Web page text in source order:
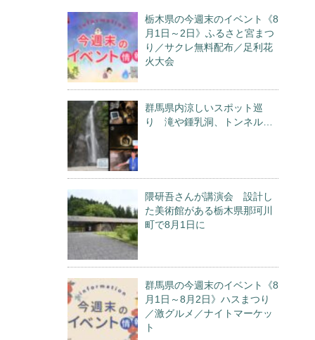
栃木県の今週末のイベント《8
月1日～2日》ふるさと宮まつ
り／サクレ無料配布／足利花
火大会
群馬県内涼しいスポット巡
り 滝や鍾乳洞、トンネル…
隈研吾さんが講演会 設計し
た美術館がある栃木県那珂川
町で8月1日に
群馬県の今週末のイベント《8
月1日～8月2日》ハスまつり
／激グルメ／ナイトマーケッ
ト